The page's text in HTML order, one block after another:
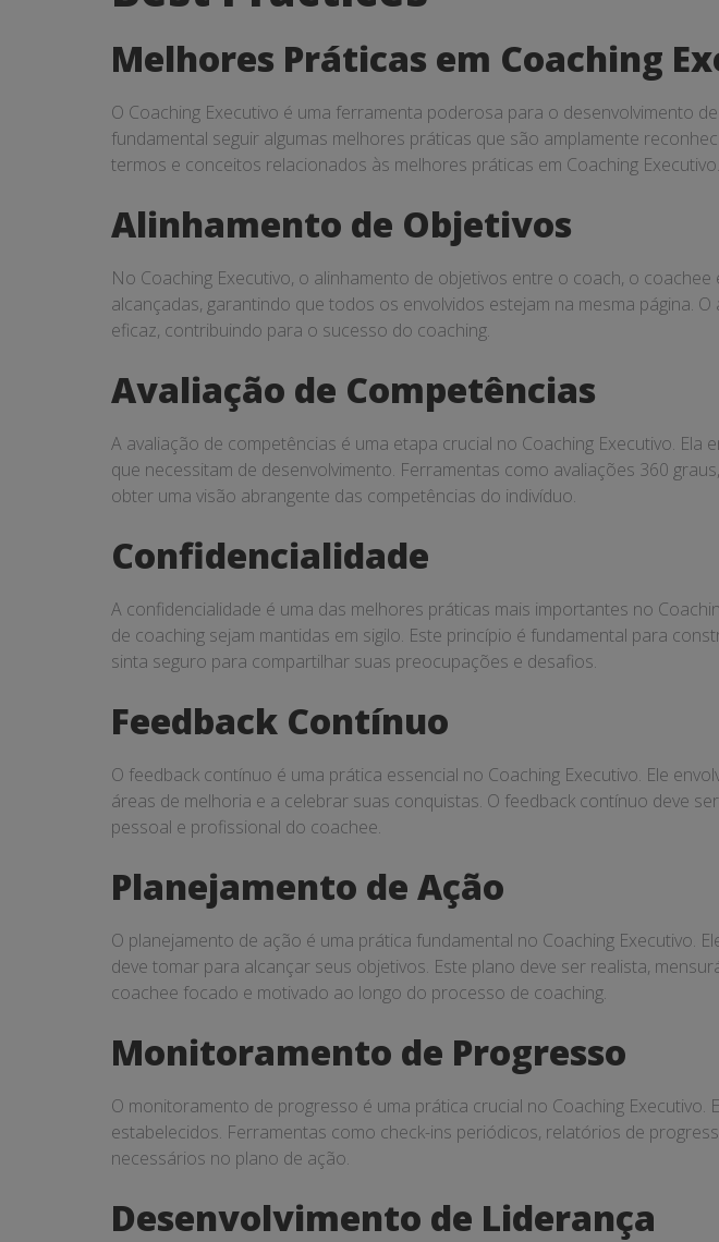
Practices
Melhores Práticas em Coaching
O Coaching Executivo é uma ferramenta poderosa para o desenvolvimento
fundamental seguir algumas melhores práticas que são amplamente
termos e conceitos relacionados às melhores práticas em Coaching Executivo.
Alinhamento de Objetivos
No Coaching Executivo, o alinhamento de objetivos entre o coach, o
alcançadas, garantindo que todos os envolvidos estejam na mesma página.
eficaz, contribuindo para o sucesso do coaching.
Avaliação de Competências
A avaliação de competências é uma etapa crucial no Coaching Executivo.
que necessitam de desenvolvimento. Ferramentas como avaliações 360
obter uma visão abrangente das competências do indivíduo.
Confidencialidade
A confidencialidade é uma das melhores práticas mais importantes no
de coaching sejam mantidas em sigilo. Este princípio é fundamental para
sinta seguro para compartilhar suas preocupações e desafios.
Feedback Contínuo
O feedback contínuo é uma prática essencial no Coaching Executivo. Ele
áreas de melhoria e a celebrar suas conquistas. O feedback contínuo deve
pessoal e profissional do coachee.
Planejamento de Ação
O planejamento de ação é uma prática fundamental no Coaching Executivo.
deve tomar para alcançar seus objetivos. Este plano deve ser realista,
coachee focado e motivado ao longo do processo de coaching.
Monitoramento de Progresso
O monitoramento de progresso é uma prática crucial no Coaching
estabelecidos. Ferramentas como check-ins periódicos, relatórios de
necessários no plano de ação.
Desenvolvimento de Liderança